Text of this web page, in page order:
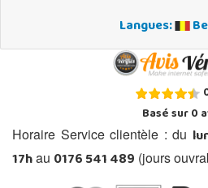
Langues:
Basé sur0
Horaire Service clientèle : du
17hau 0176 541 489 (jours